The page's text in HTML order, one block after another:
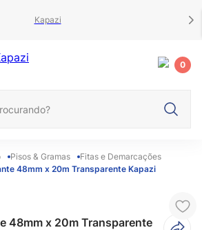
Kapazi
0
Pisos & Gramas
Fitas e Demarcações
48mm x 20m Transparente Kapazi
48mm x 20m Transparente